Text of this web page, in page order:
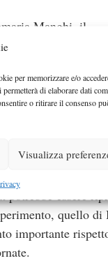
per memorizzare e/o
di elaborare dati
o ritirare il consenso
Visualizza
Manghi, il
in evidenza
di qualsiasi altra
al rimborso dei
il prima
una novità che
pari a due
Si potrebbe
potrebbe essere
quello di
importante